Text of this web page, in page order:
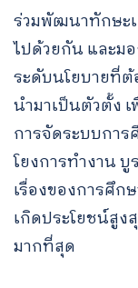
ร่วมพัฒนาทักษะ
ไปด้วยกัน และม
ระดับนโยบายที่ต้
นำมาเป็นตัวตั้ง
การจัดระบบการ
โยงการทำงาน
เรื่องของการศึก
เกิดประโยชน์สู
มากที่สุด